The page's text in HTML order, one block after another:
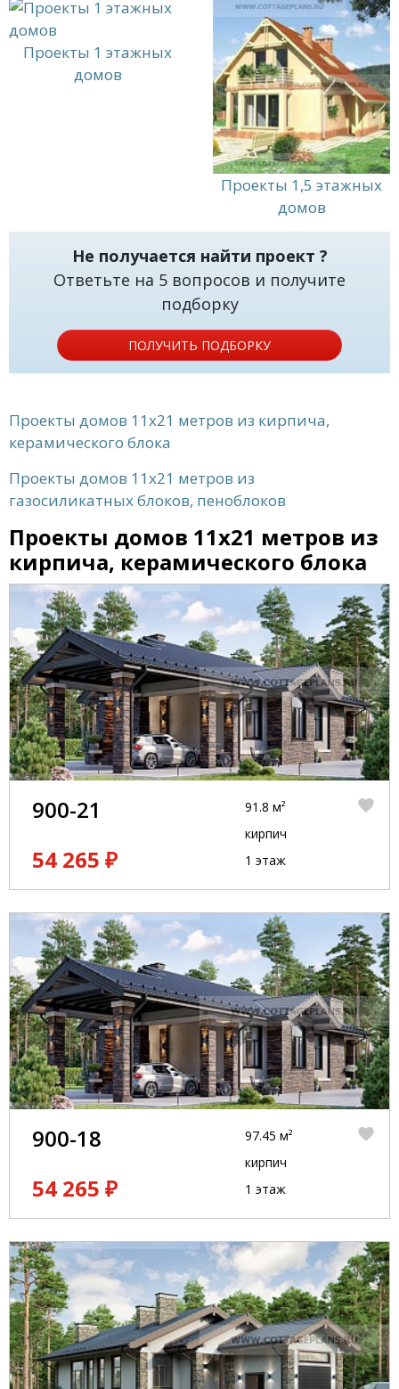
Проекты 1 этажных
домов
Проекты 1,5 этажных
домов
Не получается найти проект ?
Ответьте на 5 вопросов и получите
подборку
ПОЛУЧИТЬ ПОДБОРКУ
Проекты домов 11x21 метров из кирпича,
керамического блока
Проекты домов 11x21 метров из
газосиликатных блоков, пеноблоков
Проекты домов 11x21 метров из
кирпича, керамического блока
900-21
54 265 ₽
91.8 м²
кирпич
1 этаж
900-18
54 265 ₽
97.45 м²
кирпич
1 этаж